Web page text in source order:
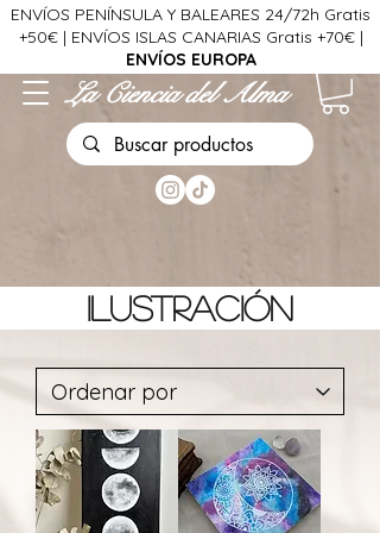
ENVÍOS PENÍNSULA Y BALEARES 24/72h Gratis
+50€ | ENVÍOS ISLAS CANARIAS Gratis +70€ |
ENVÍOS EUROPA
La Ciencia del Alma
ilustración